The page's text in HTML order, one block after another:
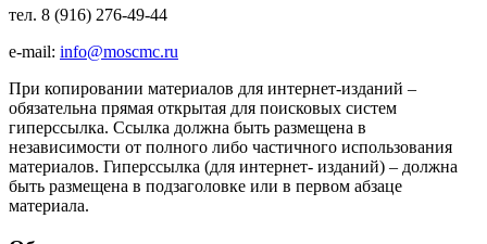
тел. 8 (916) 276-49-44
e-mail: info@moscmc.ru
При копировании материалов для интернет-изданий –
обязательна прямая открытая для поисковых систем
гиперссылка. Ссылка должна быть размещена в
независимости от полного либо частичного использования
материалов. Гиперссылка (для интернет- изданий) – должна
быть размещена в подзаголовке или в первом абзаце
материала.